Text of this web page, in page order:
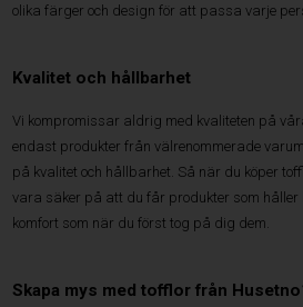
olika färger och design för att passa varje
Kvalitet och hållbarhet
Vi kompromissar aldrig med kvaliteten på
endast produkter från välrenommerade
på kvalitet och hållbarhet. Så när du köper
vara säker på att du får produkter som
komfort som när du först tog på dig dem.
Skapa mys med tofflor från